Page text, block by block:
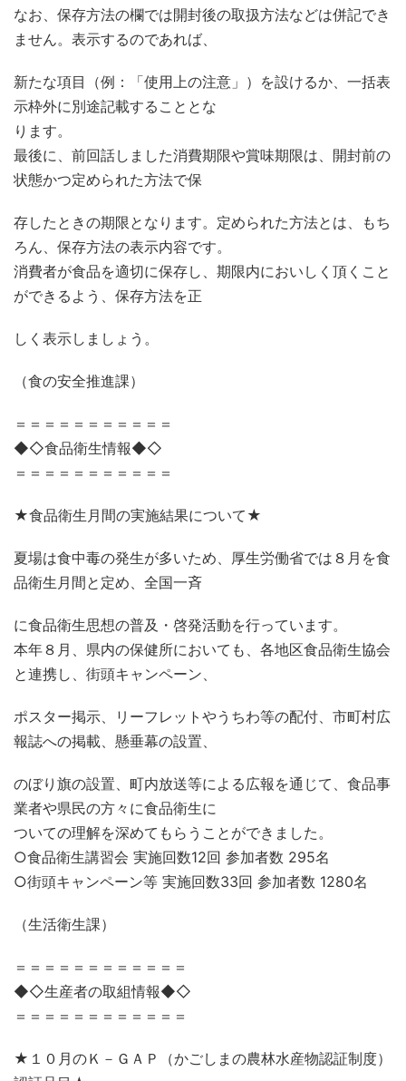
なお、保存方法の欄では開封後の取扱方法などは併記でき
ません。表示するのであれば、
新たな項目（例：「使用上の注意」）を設けるか、一括表
示枠外に別途記載することとな
ります。
最後に、前回話しました消費期限や賞味期限は、開封前の
状態かつ定められた方法で保
存したときの期限となります。定められた方法とは、もち
ろん、保存方法の表示内容です。
消費者が食品を適切に保存し、期限内においしく頂くこと
ができるよう、保存方法を正
しく表示しましょう。
（食の安全推進課）
＝＝＝＝＝＝＝＝＝＝＝
◆◇食品衛生情報◆◇
＝＝＝＝＝＝＝＝＝＝＝
★食品衛生月間の実施結果について★
夏場は食中毒の発生が多いため、厚生労働省では８月を食
品衛生月間と定め、全国一斉
に食品衛生思想の普及・啓発活動を行っています。
本年８月、県内の保健所においても、各地区食品衛生協会
と連携し、街頭キャンペーン、
ポスター掲示、リーフレットやうちわ等の配付、市町村広
報誌への掲載、懸垂幕の設置、
のぼり旗の設置、町内放送等による広報を通じて、食品事
業者や県民の方々に食品衛生に
ついての理解を深めてもらうことができました。
○食品衛生講習会 実施回数12回 参加者数 295名
○街頭キャンペーン等 実施回数33回 参加者数 1280名
（生活衛生課）
＝＝＝＝＝＝＝＝＝＝＝＝
◆◇生産者の取組情報◆◇
＝＝＝＝＝＝＝＝＝＝＝＝
★１０月のＫ－ＧＡＰ（かごしまの農林水産物認証制度）